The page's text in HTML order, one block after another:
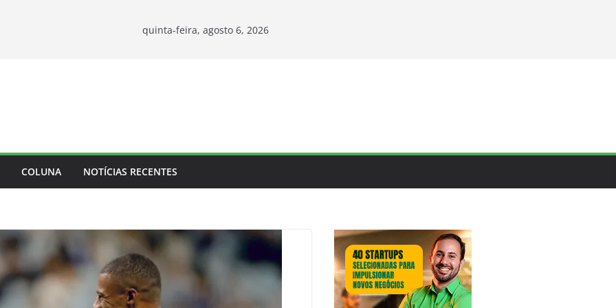
quinta-feira, agosto 6, 2026
COLUNA NOTÍCIAS RECENTES